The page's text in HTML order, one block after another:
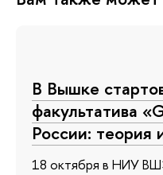
В Вышке
факультатива
России: теория
18 октября в НИУ